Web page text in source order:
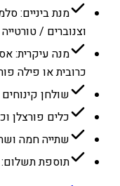
מנת ביניים:
וצנוברים /
מנה עיקרית:
כרובית או פילה
שולחן
כלים פורצלן
שתייה חמה
תוספת תשלום: